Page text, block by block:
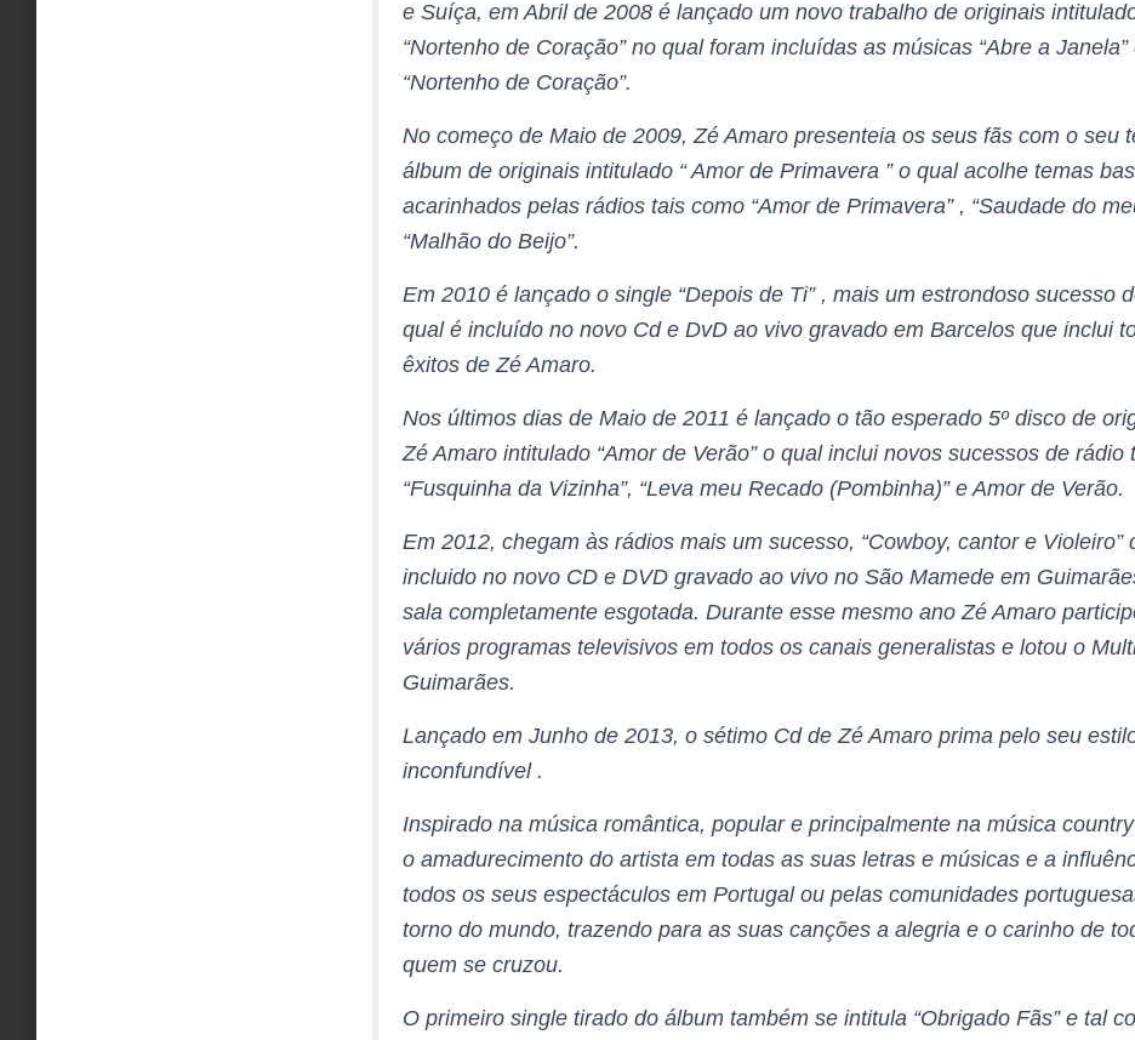
e Suíça, em Abril de 2008 é lançado um novo trabalho de originais
“Nortenho de Coração” no qual foram incluídas as músicas “Abre a Janela”
“Nortenho de Coração”.
No começo de Maio de 2009, Zé Amaro presenteia os seus fãs com o seu
álbum de originais intitulado “ Amor de Primavera ” o qual acolhe temas
acarinhados pelas rádios tais como “Amor de Primavera” , “Saudade do
“Malhão do Beijo”.
Em 2010 é lançado o single “Depois de Ti” , mais um estrondoso sucesso
qual é incluído no novo Cd e DvD ao vivo gravado em Barcelos que inclui
êxitos de Zé Amaro.
Nos últimos dias de Maio de 2011 é lançado o tão esperado 5º disco de
Zé Amaro intitulado “Amor de Verão” o qual inclui novos sucessos de rádio
“Fusquinha da Vizinha”, “Leva meu Recado (Pombinha)” e Amor de Verão.
Em 2012, chegam às rádios mais um sucesso, “Cowboy, cantor e Violeiro”
incluido no novo CD e DVD gravado ao vivo no São Mamede em
sala completamente esgotada. Durante esse mesmo ano Zé Amaro
vários programas televisivos em todos os canais generalistas e lotou o
Guimarães.
Lançado em Junho de 2013, o sétimo Cd de Zé Amaro prima pelo seu
inconfundível .
Inspirado na música romântica, popular e principalmente na música
o amadurecimento do artista em todas as suas letras e músicas e a
todos os seus espectáculos em Portugal ou pelas comunidades
torno do mundo, trazendo para as suas canções a alegria e o carinho de
quem se cruzou.
O primeiro single tirado do álbum também se intitula “Obrigado Fãs” e tal